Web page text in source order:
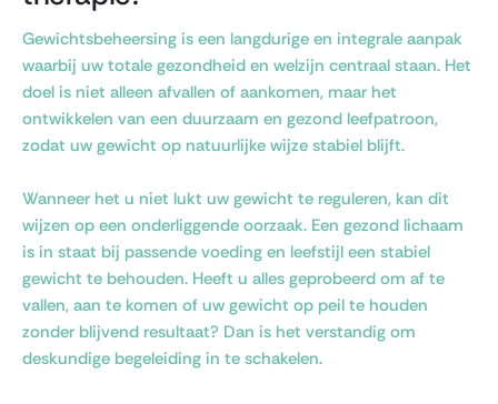
Gewichtsbeheersing is een langdurige en integrale aanpak
waarbij uw totale gezondheid en welzijn centraal staan. Het
doel is niet alleen afvallen of aankomen, maar het
ontwikkelen van een duurzaam en gezond leefpatroon,
zodat uw gewicht op natuurlijke wijze stabiel blijft.
Wanneer het u niet lukt uw gewicht te reguleren, kan dit
wijzen op een onderliggende oorzaak. Een gezond lichaam
is in staat bij passende voeding en leefstijl een stabiel
gewicht te behouden. Heeft u alles geprobeerd om af te
vallen, aan te komen of uw gewicht op peil te houden
zonder blijvend resultaat? Dan is het verstandig om
deskundige begeleiding in te schakelen.